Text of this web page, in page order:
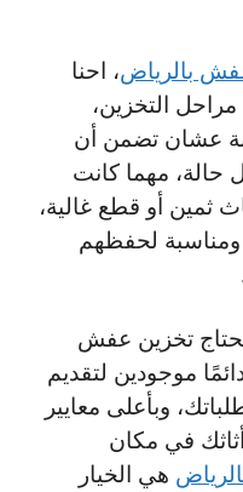
بالرياض، احنا
التخزين،
عشان تضمن أن
مهما كانت
ثمين أو قطع غالية،
لحفظهم
تخزين عفش
موجودين لتقديم
وبأعلى معايير
في مكان
هي الخيار